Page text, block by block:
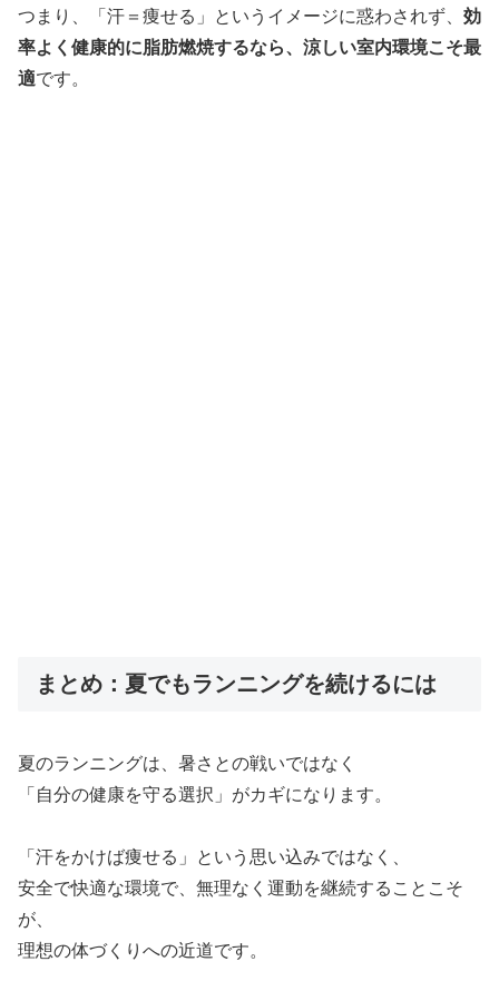
つまり、「汗＝痩せる」というイメージに惑わされず、 効
率よく健康的に脂肪燃焼するなら、涼しい室内環境こそ最
適です。
まとめ：夏でもランニングを続けるには
夏のランニングは、暑さとの戦いではなく
「自分の健康を守る選択」がカギになります。
「汗をかけば痩せる」という思い込みではなく、
安全で快適な環境で、無理なく運動を継続することこそ
が、
理想の体づくりへの近道です。